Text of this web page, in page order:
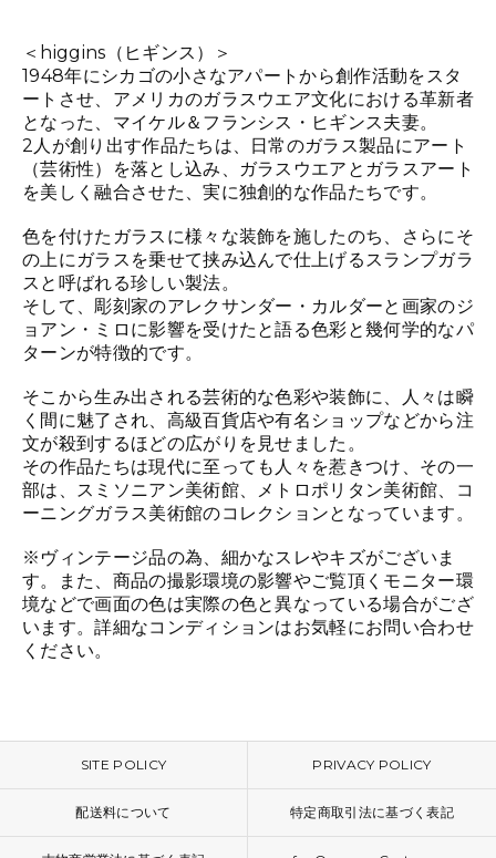
＜higgins（ヒギンス）＞
1948年にシカゴの小さなアパートから創作活動をスタ
ートさせ、アメリカのガラスウエア文化における革新者
となった、マイケル＆フランシス・ヒギンス夫妻。
2人が創り出す作品たちは、日常のガラス製品にアート
（芸術性）を落とし込み、ガラスウエアとガラスアート
を美しく融合させた、実に独創的な作品たちです。
色を付けたガラスに様々な装飾を施したのち、さらにそ
の上にガラスを乗せて挟み込んで仕上げるスランプガラ
スと呼ばれる珍しい製法。
そして、彫刻家のアレクサンダー・カルダーと画家のジ
ョアン・ミロに影響を受けたと語る色彩と幾何学的なパ
ターンが特徴的です。
そこから生み出される芸術的な色彩や装飾に、人々は瞬
く間に魅了され、高級百貨店や有名ショップなどから注
文が殺到するほどの広がりを見せました。
その作品たちは現代に至っても人々を惹きつけ、その一
部は、スミソニアン美術館、メトロポリタン美術館、コ
ーニングガラス美術館のコレクションとなっています。
※ヴィンテージ品の為、細かなスレやキズがございま
す。また、商品の撮影環境の影響やご覧頂くモニター環
境などで画面の色は実際の色と異なっている場合がござ
います。詳細なコンディションはお気軽にお問い合わせ
ください。
SITE POLICY PRIVACY POLICY
配送料について 特定商取引法に基づく表記